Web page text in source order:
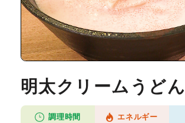
明太クリームうどん
調理時間 エネルギー